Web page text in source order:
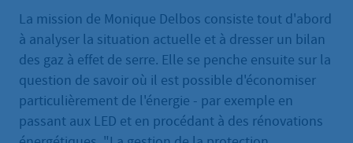
La mission de Monique Delbos consiste tout d'abord
à analyser la situation actuelle et à dresser un bilan
des gaz à effet de serre. Elle se penche ensuite sur la
question de savoir où il est possible d'économiser
particulièrement de l'énergie - par exemple en
passant aux LED et en procédant à des rénovations